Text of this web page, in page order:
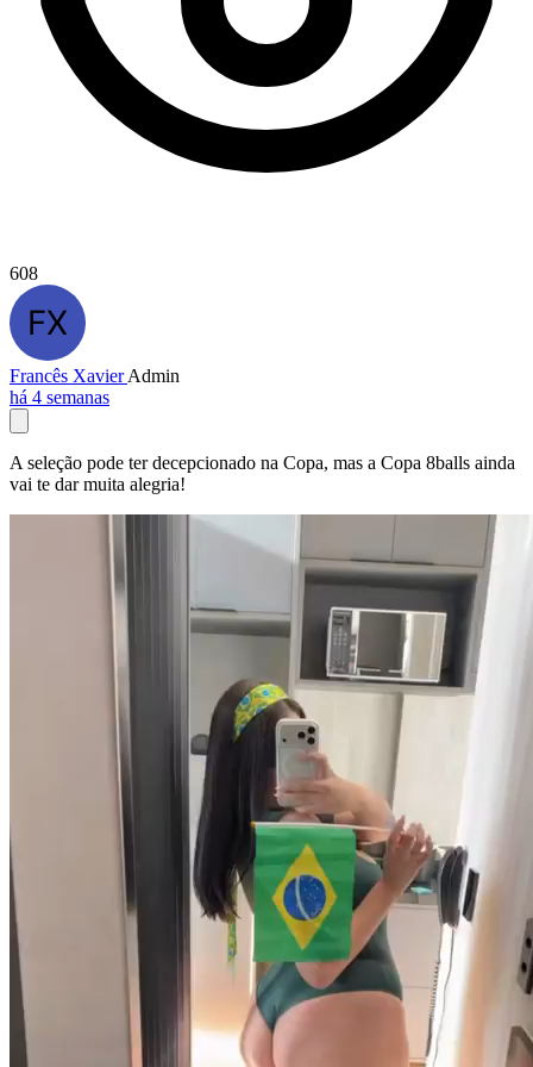
608
Francês XavierAdmin
há 4 semanas
A seleção pode ter decepcionado na Copa, mas a Copa 8balls ainda
vai te dar muita alegria!